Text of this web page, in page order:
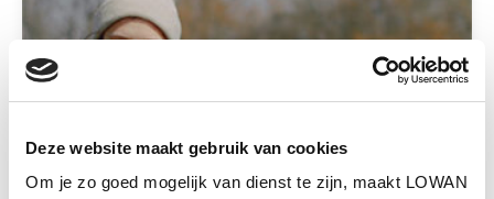
Deze website maakt gebruik van cookies
Om je zo goed mogelijk van dienst te zijn, maakt LOWAN
Serie artikelen VO-raad